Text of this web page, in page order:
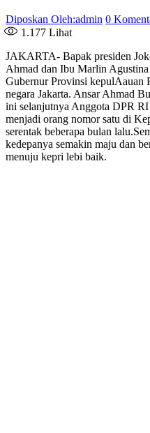
Diposkan Oleh:admin 0
1.177 Lihat
JAKARTA- Bapak presiden
Ahmad dan Ibu Marlin
Gubernur Provinsi kepulAauan
negara Jakarta. Ansar Ahmad
ini selanjutnya Anggota DPR
menjadi orang nomor satu di
serentak beberapa bulan
kedepanya semakin maju dan
menuju kepri lebi baik.